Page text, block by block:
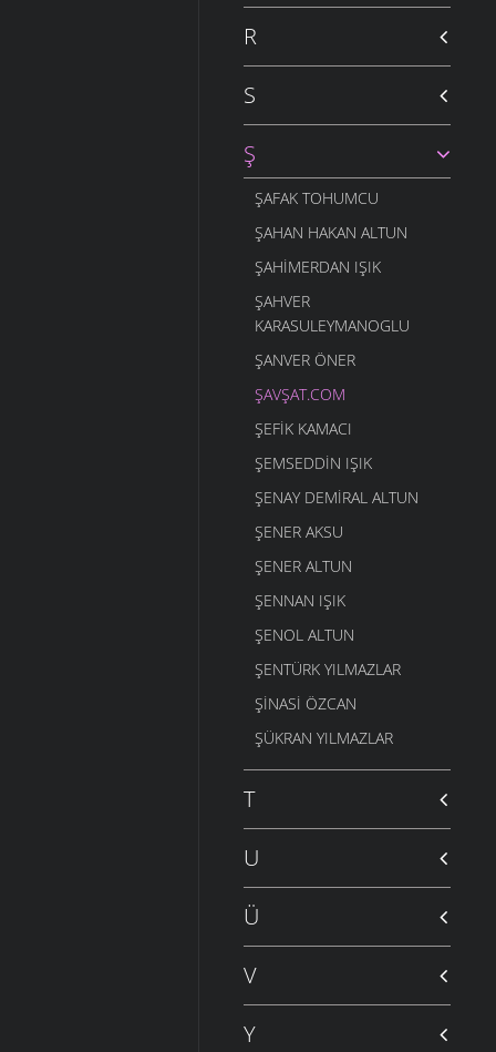
R
S
Ş
ŞAFAK TOHUMCU
ŞAHAN HAKAN ALTUN
ŞAHIMERDAN IŞIK
ŞAHVER
KARASULEYMANOGLU
ŞANVER ÖNER
ŞAVŞAT.COM
ŞEFIK KAMACI
ŞEMSEDDIN IŞIK
ŞENAY DEMIRAL ALTUN
ŞENER AKSU
ŞENER ALTUN
ŞENNAN IŞIK
ŞENOL ALTUN
ŞENTÜRK YILMAZLAR
ŞINASI ÖZCAN
ŞÜKRAN YILMAZLAR
T
U
Ü
V
Y